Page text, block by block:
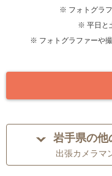
※ フォトグラ
※ 平日と
※ フォトグラファーや
岩手県の他
出張カメラマ